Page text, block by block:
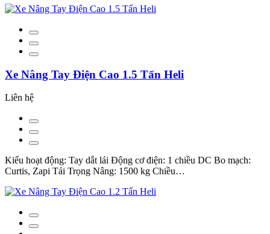
Xe Nâng Tay Điện Cao 1.5 Tấn Heli
Liên hệ
Kiểu hoạt động: Tay dắt lái Động cơ điện: 1 chiều DC Bo mạch:
Curtis, Zapi Tải Trọng Nâng: 1500 kg Chiều…